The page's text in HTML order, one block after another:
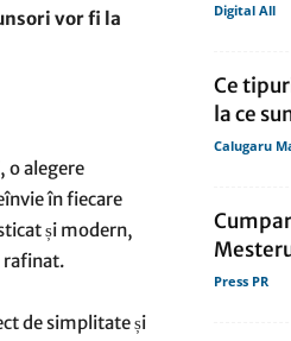
vor fi la
o alegere
în fiecare
și modern,
rafinat.
de simplitate și
Digital All
Ce
la ce
Calugaru
Press PR